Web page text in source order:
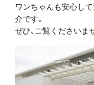
ワンちゃんも安心し
介です。
ぜひ、ご覧くださいま
詳しくはコチラ